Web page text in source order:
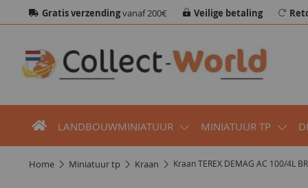
Gratis verzendingvanaf 200€ Veilige betaling
LANDBOUWMINIATUUR MINIATUUR TP
home miniatuur tp kraan Kraan TEREX DEMAG AC 100/4L